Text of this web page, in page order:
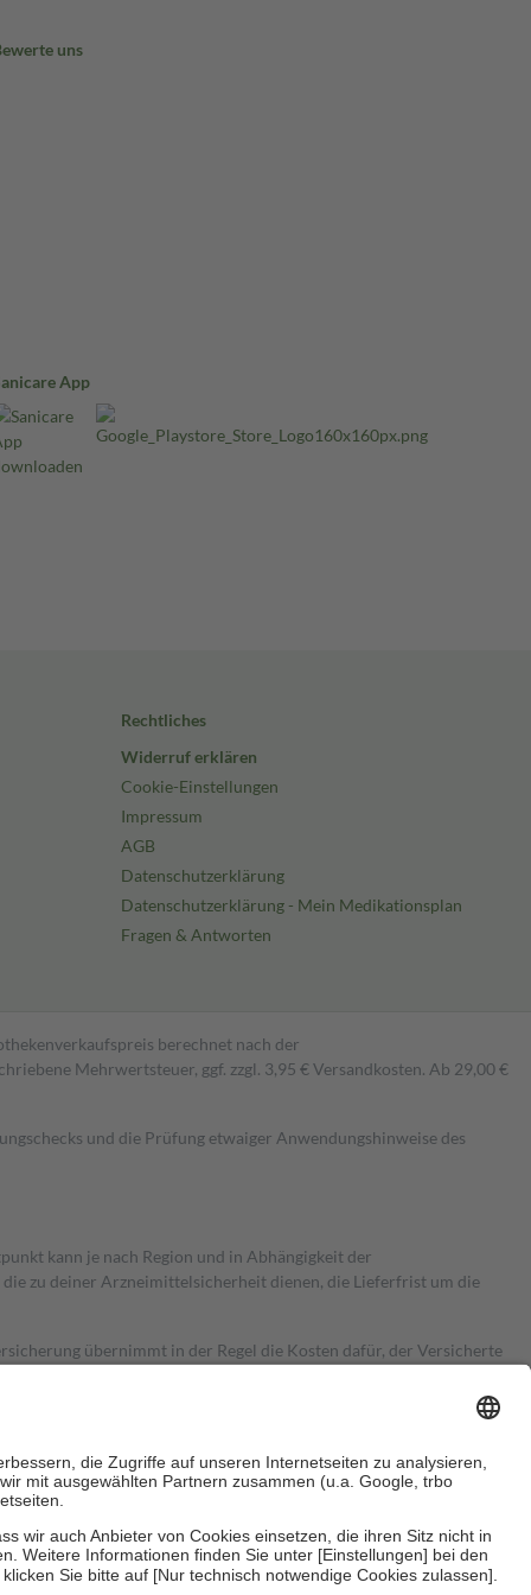
uns
App
Rechtliches
Widerruf erklären
Cookie-Einstellungen
Impressum
AGB
Datenschutzerklärung
Datenschutzerklärung - Mein Medikationsplan
Fragen & Antworten
berechnet nach der
Mehrwertsteuer, ggf. zzgl. 3,95 € Versandkosten. Ab 29,00 €
und die Prüfung etwaiger Anwendungshinweise des
kann je nach Region und in Abhängigkeit der
zu deiner Arzneimittelsicherheit dienen, die Lieferfrist um die
übernimmt in der Regel die Kosten dafür, der Versicherte
Es sind jedoch nie mehr als die tatsächlichen Kosten der Leistung
Zuzahlungen